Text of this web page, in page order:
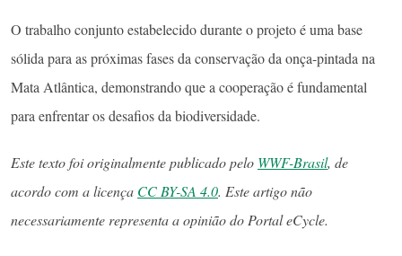
O trabalho conjunto estabelecido durante o projeto é uma base
sólida para as próximas fases da conservação da onça-pintada na
Mata Atlântica, demonstrando que a cooperação é fundamental
para enfrentar os desafios da biodiversidade.
Este texto foi originalmente publicado pelo WWF-Brasil, de
acordo com a licença CC BY-SA 4.0. Este artigo não
necessariamente representa a opinião do Portal eCycle.